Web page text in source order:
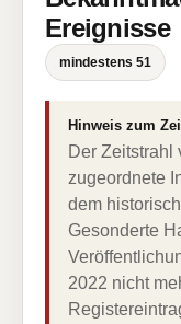
Ereignisse
mindestens 51
Hinweis zum
Der Zeitstrahl
zugeordnete
dem
Gesonderte
2022 nicht